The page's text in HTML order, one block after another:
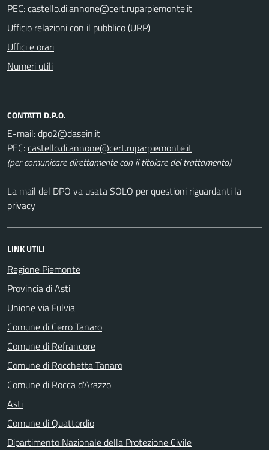
PEC:
Ufficio relazioni con il pubblico (URP)
Uffici e orari
Numeri utili
CONTATTI D.P.O.
E-mail:
PEC:
(per comunicare direttamente con il titolare del trattamento)
La mail del DPO va usata SOLO per questioni riguardanti la
privacy
LINK UTILI
Regione Piemonte
Provincia di Asti
Unione via Fulvia
Comune di Cerro Tanaro
Comune di Refrancore
Comune di Rocchetta Tanaro
Comune di Rocca d'Arazzo
Asti
Comune di Quattordio
Dipartimento Nazionale della Protezione Civile